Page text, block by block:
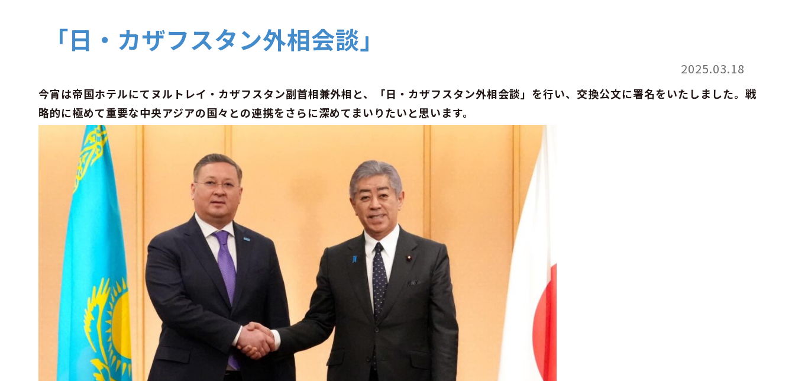
「日・カザフスタン外相会談」
2025.03.18
今宵は帝国ホテルにてヌルトレイ・カザフスタン副首相兼外相と、「日・カザフスタン外相会談」を行い、交換公文に署名をいたしました。戦
略的に極めて重要な中央アジアの国々との連携をさらに深めてまいりたいと思います。